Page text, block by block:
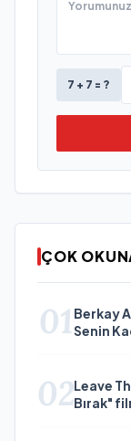
7 + 7 = ?
ÇOK
01 Berkay
Senin
02Leave The
Bırak"